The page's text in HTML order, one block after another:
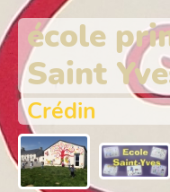
école
Saint
Crédin